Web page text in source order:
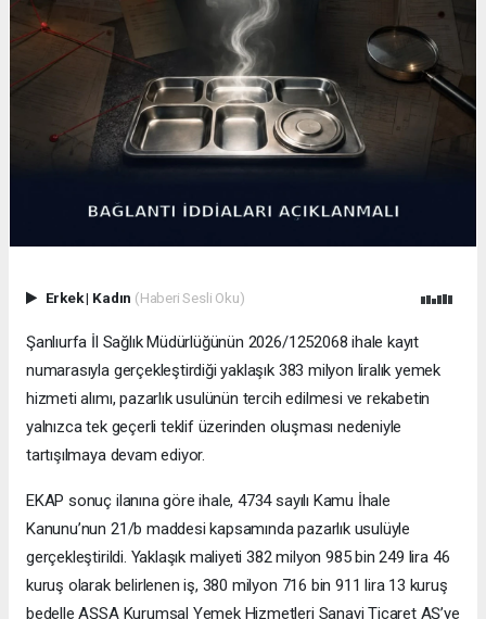
Erkek| Kadın (Haberi Sesli Oku)
Şanlıurfa İl Sağlık Müdürlüğünün 2026/1252068 ihale kayıt
numarasıyla gerçekleştirdiği yaklaşık 383 milyon liralık yemek
hizmeti alımı, pazarlık usulünün tercih edilmesi ve rekabetin
yalnızca tek geçerli teklif üzerinden oluşması nedeniyle
tartışılmaya devam ediyor.
EKAP sonuç ilanına göre ihale, 4734 sayılı Kamu İhale
Kanunu’nun 21/b maddesi kapsamında pazarlık usulüyle
gerçekleştirildi. Yaklaşık maliyeti 382 milyon 985 bin 249 lira 46
kuruş olarak belirlenen iş, 380 milyon 716 bin 911 lira 13 kuruş
bedelle AŞSA Kurumsal Yemek Hizmetleri Sanayi Ticaret AŞ’ye